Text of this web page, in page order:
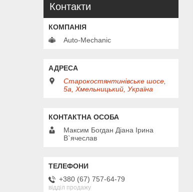
Контакти
Auto-Mechanic
Старокостянтинівське шосе,
5а, Хмельницький, Україна
Максим Богдан Діана Ірина
В`ячеслав
+380 (67) 757-64-79
відділ продажу